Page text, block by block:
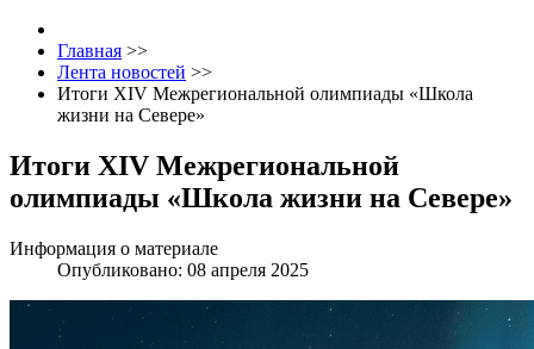
Главная >>
Лента новостей >>
Итоги XIV Межрегиональной олимпиады «Школа
жизни на Севере»
Итоги XIV Межрегиональной
олимпиады «Школа жизни на Севере»
Информация о материале
Опубликовано: 08 апреля 2025